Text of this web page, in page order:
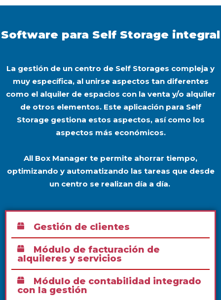
Software para Self Storage integral
La gestión de un centro de Self Storages compleja y
muy específica, al unirse aspectos tan diferentes
como el alquiler de espacios con la venta y/o alquiler
de otros elementos. Este aplicación para Self
Storage gestiona estos aspectos, así como los
aspectos más económicos.
All Box Manager te permite ahorrar tiempo,
optimizando y automatizando las tareas que desde
un centro se realizan día a día.
Gestión de clientes
Módulo de facturación de
alquileres y servicios
Módulo de contabilidad integrado
con la gestión